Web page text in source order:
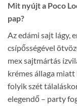
Mit nyújt a Poco
pap?
Az edámi sajt lágy,
csípősségével
mex sajtmártás
krémes állaga
folyik szét
elegendő – party